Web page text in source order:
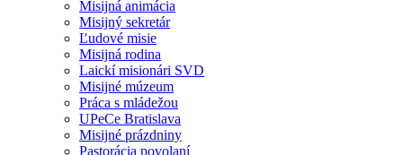
Misijná animácia
Misijný sekretár
Ľudové misie
Misijná rodina
Laickí misionári SVD
Misijné múzeum
Práca s mládežou
UPeCe Bratislava
Misijné prázdniny
Pastorácia povolaní